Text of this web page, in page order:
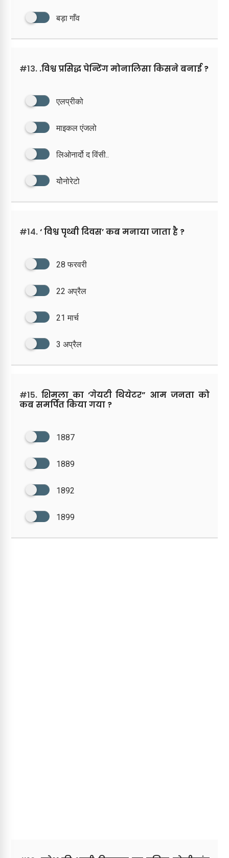
बड़ा गाँव
#13. .विश्व प्रसिद्ध पेन्टिंग मोनालिसा किसने बनाई ?
एलप्रीको
माइकल एंजलो
लिओनार्दो द विंसी..
योेनोरेटो
#14.‘ विश्व पृथ्वी दिवस’ कब मनाया जाता है ?
28 फरवरी
22 अप्रैल
21 मार्च
3 अप्रैल
#15. शिमला का ‘गेयटी थियेटर” आम जनता को
कब समर्पित किया गया ?
1887
1889
1892
1899